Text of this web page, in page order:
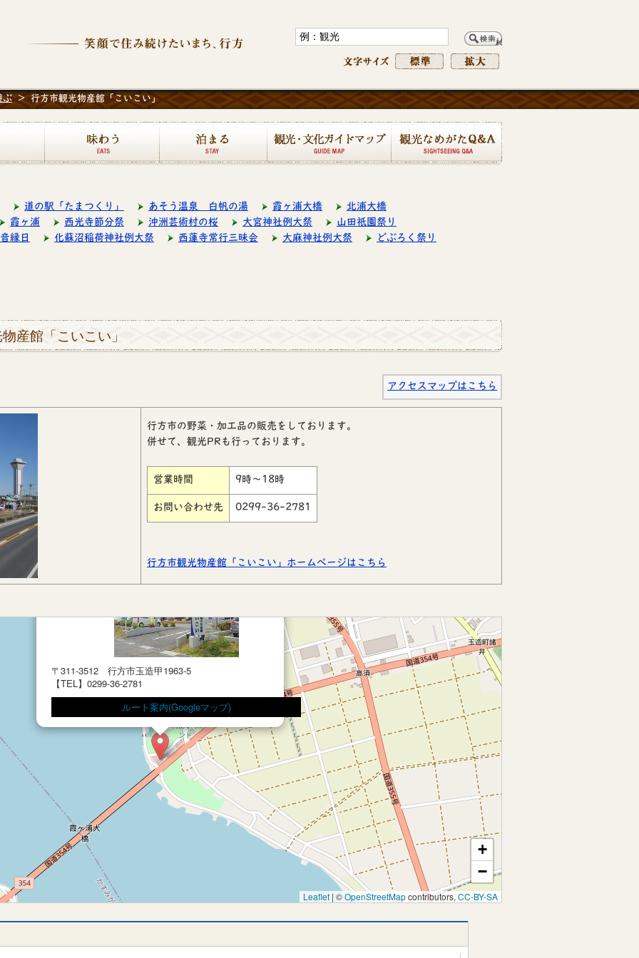
文字サイズ 文字サイズを標準
ぶ > 行方市観光物産館「こいこい」
道の駅「たまつくり」 あそう温泉 白帆の湯 霞ヶ浦大橋
北浦大橋
霞ヶ浦
西光寺節分祭 沖洲芸術村の桜 大宮神社例大祭
山田祇園祭り
縁日
化蘇沼稲荷神社例大祭 西蓮寺常行三昧会 大麻神社例大祭 どぶろく祭り
産館「こいこい」
アクセスマップはこちら
行方市の野菜・加工品の販売をしております。
併せて、観光PRも行っております。
営業時間 9時～18時
お問い合わせ先 0299-36-2781
行方市観光物産館「こいこい」ホームページはこちら
〒311-3512 行方市玉造甲1963-5
【TEL】0299-36-2781
ルート案内(Googleマップ)
+
−
Leaflet | ©OpenStreetMapcontributors, CC-BY-SA